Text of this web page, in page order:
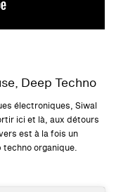
Deep Techno
électroniques, Siwal
ici et là, aux détours
est à la fois un
techno organique.